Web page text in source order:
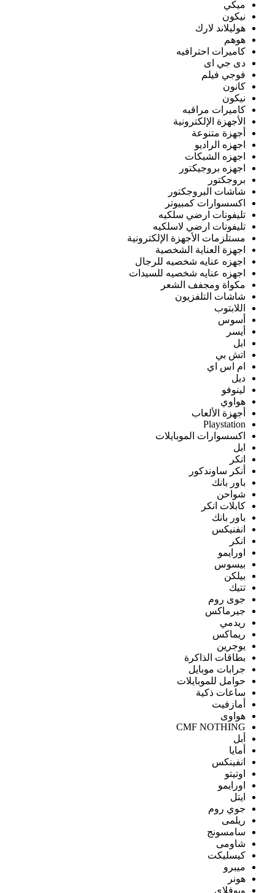
ميكي
نيكون
هوليلاند لارك
هوهم
كاميرات احترافيه
دى جي اى
فوجي فيلم
كانون
نيكون
كاميرات مراقبه
الأجهزة الإلكترونية
أجهزة متنوعة
اجهزه الراديو
اجهزه الشبكات
اجهزه بروجيكتور
بروجكتور
شاشات البروجكتور
اكسسوارات كمبيوتر
تليفونات ارضي سلكيه
تليفونات ارضي لاسلكيه
مستلزمات الأجهزة الإلكترونية
اجهزة العناية الشخصية
اجهزه عنايه شخصيه للرجال
اجهزه عنايه شخصيه للسيدات
مكواة ومجفف الشعر
شاشات التلفزيون
اللابتوب
أسوس
أيسر
ابل
اتش بي
ام اس اي
ديل
لينوفو
هواوي
أجهزة الألعاب
Playstation
اكسسوارات الموبايلات
ابل
انكر
أنكر ساوندكور
باور بانك
شواحن
كابلات انكر
باور بانك
انفنيكس
انكر
اورايمو
بيسوس
بيلكن
تتيك
جوى روم
جيرماكس
ريدمي
ريماكس
يوجرين
بطاقات الذاكرة
جرابات موبايل
حوامل للموبايلات
ساعات ذكية
أمازفيت
هواوى
CMF NOTHING
أبل
أمايا
انفينكس
اوتيتو
اورايمو
ايتل
جوي روم
ريلمى
سامسونج
شاومى
كيسليكت
ميبرو
هونر
ويوفلاى